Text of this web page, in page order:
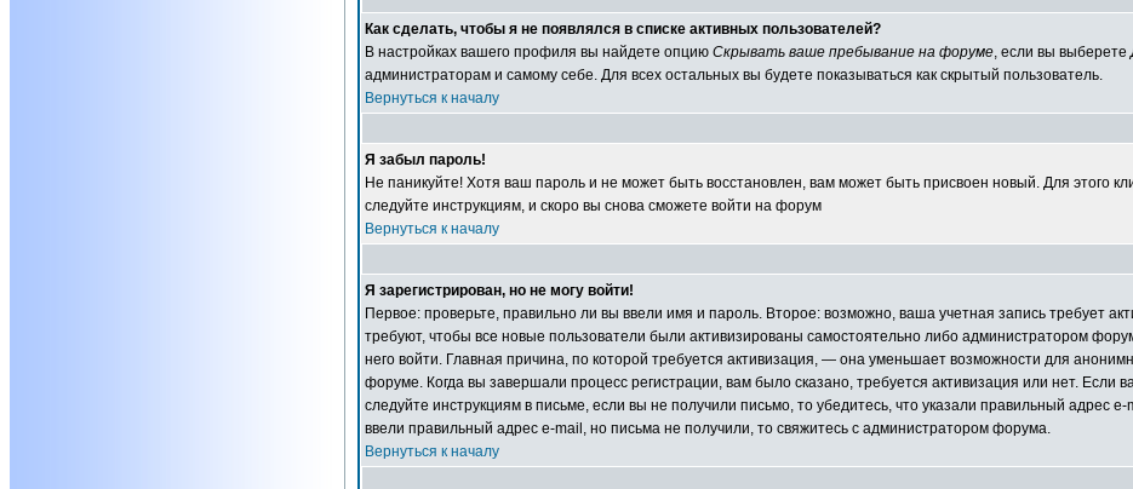
Как сделать, чтобы я не появлялся в списке активных пользователей?
В настройках вашего профиля вы найдете опцию Скрывать ваше пребывание на форуме, если вы выберете
администраторам и самому себе. Для всех остальных вы будете показываться как скрытый пользователь.
Вернуться к началу
Я забыл пароль!
Не паникуйте! Хотя ваш пароль и не может быть восстановлен, вам может быть присвоен новый. Для этого
следуйте инструкциям, и скоро вы снова сможете войти на форум
Вернуться к началу
Я зарегистрирован, но не могу войти!
Первое: проверьте, правильно ли вы ввели имя и пароль. Второе: возможно, ваша учетная запись требует
требуют, чтобы все новые пользователи были активизированы самостоятельно либо администратором
него войти. Главная причина, по которой требуется активизация, — она уменьшает возможности для
форуме. Когда вы завершали процесс регистрации, вам было сказано, требуется активизация или нет. Если
следуйте инструкциям в письме, если вы не получили письмо, то убедитесь, что указали правильный адрес
ввели правильный адрес e-mail, но письма не получили, то свяжитесь с администратором форума.
Вернуться к началу